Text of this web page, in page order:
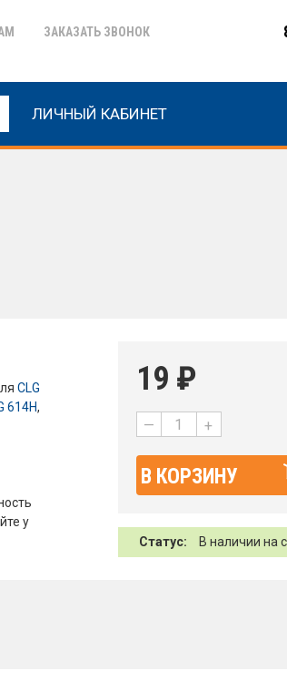
ЗАКАЗАТЬ ЗВОНОК
ЛИЧНЫЙ КАБИНЕТ
CLG
614H,
у
19 ₽
— +
В КОРЗИНУ
Статус: В наличии на